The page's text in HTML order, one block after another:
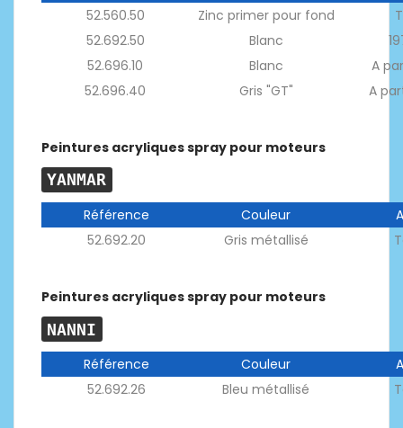
52.560.50
Zinc primer pour fond
52.692.50
Blanc
52.696.10
Blanc
A
52.696.40
Gris "GT" A
Peintures acryliques spray pour moteurs
YANMAR
Référence Couleur
52.692.20
Gris métallisé
Peintures acryliques spray pour moteurs
NANNI
Référence Couleur
52.692.26
Bleu métallisé